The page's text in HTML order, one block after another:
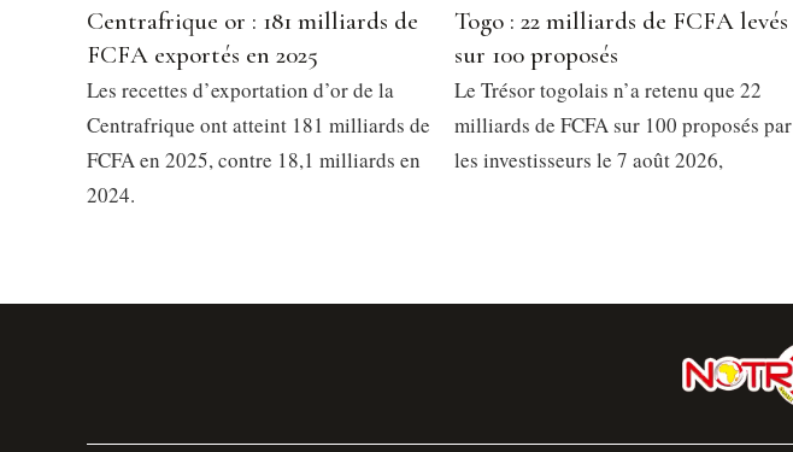
Centrafrique or : 181 milliards de
FCFA exportés en 2025
Les recettes d’exportation d’or de la
Centrafrique ont atteint 181 milliards de
FCFA en 2025, contre 18,1 milliards en
2024.
Togo : 22 milliards de FCFA levés
sur 100 proposés
Le Trésor togolais n’a retenu que 22
milliards de FCFA sur 100 proposés par
les investisseurs le 7 août 2026,